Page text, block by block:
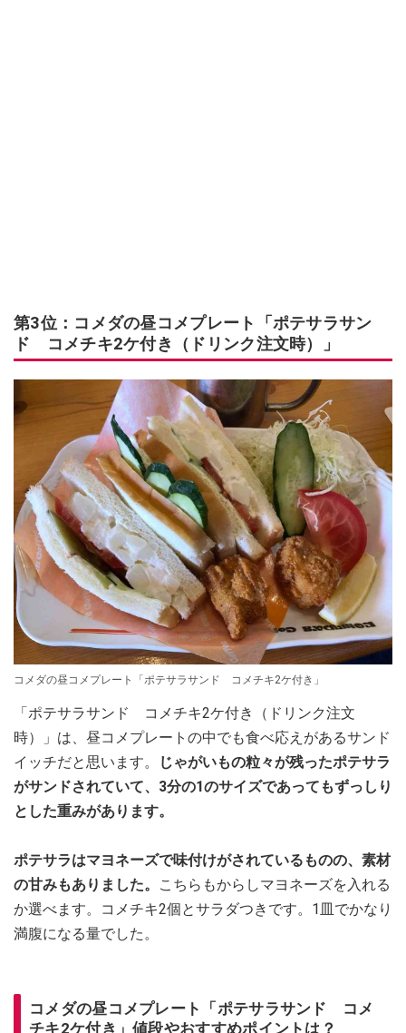
第3位：コメダの昼コメプレート「ポテサラサン
ド コメチキ2ケ付き（ドリンク注文時）」
コメダの昼コメプレート「ポテサラサンド コメチキ2ケ付き」
「ポテサラサンド コメチキ2ケ付き（ドリンク注文
時）」は、昼コメプレートの中でも食べ応えがあるサンド
イッチだと思います。
じゃがいもの粒々が残ったポテサラ
がサンドされていて、3分の1のサイズであってもずっしり
とした重みがあります。
ポテサラはマヨネーズで味付けがされているものの、素材
の甘みもありました。
こちらもからしマヨネーズを入れる
か選べます。コメチキ2個とサラダつきです。1皿でかなり
満腹になる量でした。
コメダの昼コメプレート「ポテサラサンド コメ
チキ2ケ付き」値段やおすすめポイントは？